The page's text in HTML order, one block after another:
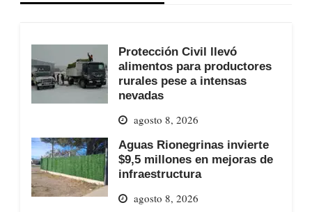
Protección Civil llevó
alimentos para productores
rurales pese a intensas
nevadas
agosto 8, 2026
Aguas Rionegrinas invierte
$9,5 millones en mejoras de
infraestructura
agosto 8, 2026